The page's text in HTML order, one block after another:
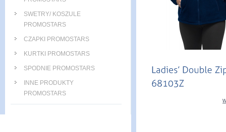
SWETRY/ KOSZULE
PROMOSTARS
CZAPKI PROMOSTARS
KURTKI PROMOSTARS
SPODNIE PROMOSTARS
INNE PRODUKTY
PROMOSTARS